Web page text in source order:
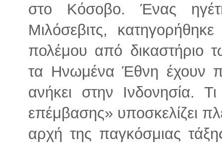
στο Κόσοβο. Ένας
Μιλόσεβιτς,
πολέμου από
τα Ηνωμένα Έθνη έχουν
ανήκει στην Ινδονησία.
επέμβασης» υποσκελίζει
αρχή της παγκόσμιας